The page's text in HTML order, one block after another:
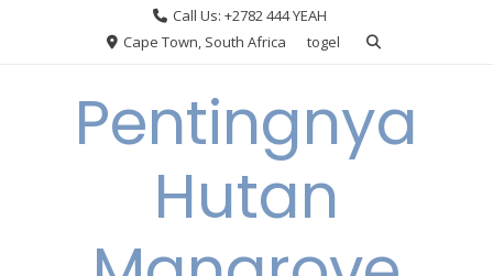
Call Us: +2782 444 YEAH
Cape Town, South Africa
togel
Pentingnya
Hutan